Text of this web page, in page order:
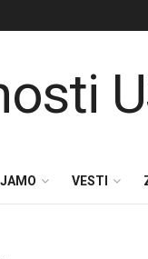
VESTI